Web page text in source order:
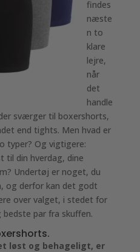
findes
næste
n to
klare
lejre,
når
det
handle
sværger til boxershorts,
end tights. Men hvad er
typer? Og vigtigere:
til din hverdag, dine
Undertøj er noget, du
og derfor kan det godt
over valget, i stedet for
par fra skuffen.
løst og behageligt, er